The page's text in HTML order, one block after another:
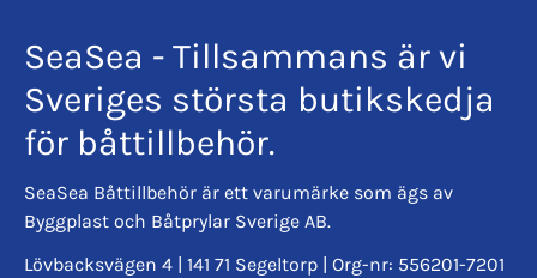
SeaSea - Tillsammans är vi
Sveriges största butikskedja
för båttillbehör.
SeaSea Båttillbehör är ett varumärke som ägs av
Byggplast och Båtprylar Sverige AB.
Lövbacksvägen 4 | 141 71 Segeltorp | Org-nr: 556201-7201